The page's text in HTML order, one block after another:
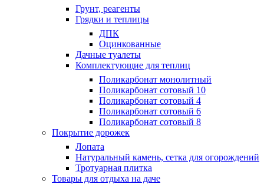
Грунт, реагенты
Грядки и теплицы
ДПК
Оцинкованные
Дачные туалеты
Комплектующие для теплиц
Поликарбонат монолитный
Поликарбонат сотовый 10
Поликарбонат сотовый 4
Поликарбонат сотовый 6
Поликарбонат сотовый 8
Покрытие дорожек
Лопата
Натуральный камень, сетка для огорождений
Тротуарная плитка
Товары для отдыха на даче